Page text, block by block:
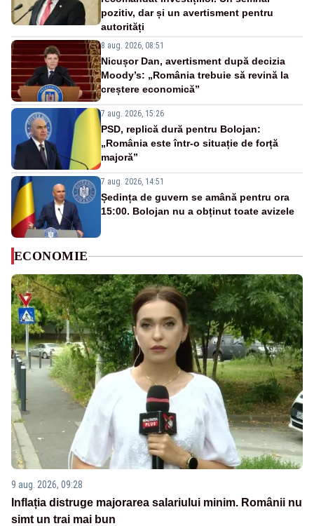
pozitiv, dar și un avertisment pentru
autorități
8 aug. 2026, 08:51
Nicușor Dan, avertisment după decizia
Moody’s: „România trebuie să revină la
creștere economică”
7 aug. 2026, 15:26
PSD, replică dură pentru Bolojan:
„România este într-o situație de forță
majoră”
7 aug. 2026, 14:51
Ședința de guvern se amână pentru ora
15:00. Bolojan nu a obținut toate avizele
ECONOMIE
9 aug. 2026, 09:28
Inflația distruge majorarea salariului minim. Românii nu
simt un trai mai bun